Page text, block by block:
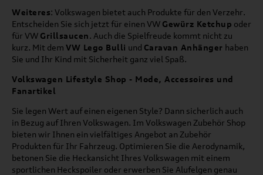
Weiteres: Volkswagen bietet auch Produkte für den Verzehr.
Entscheiden Sie sich jetzt für einen VW Gewürz Ketchup oder
für VW Grillsaucen. Auch die Spielfreude kommt nicht zu
kurz. Mit dem VW Lego Bulli und Caravan Anhänger haben
Sie und Ihr Kind mit Sicherheit ganz viel Spaß.
Volkswagen Lifestyle Shop - Mode, Accessoires und
Fanartikel
Sie legen Wert auf einen eigenen Style? Dann sicherlich auch
in Bezug auf Ihren Volkswagen. Im Volkswagen Zubehör Shop
bieten wir Ihnen ein vielfältiges Angebot an Zubehör
Produkten für Ihr Fahrzeug. Optimieren Sie die Aerodynamik,
betonen Sie die Heckansicht Ihres Volkswagen mit einem
sportlichen Heckspoiler oder erwerben Sie Alufelgen genau